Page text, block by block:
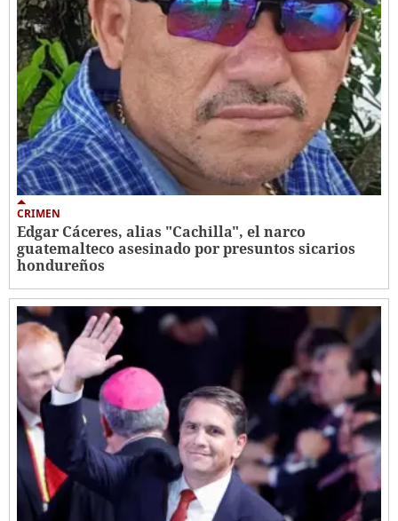
CRIMEN
Edgar Cáceres, alias "Cachilla", el narco
guatemalteco asesinado por presuntos sicarios
hondureños